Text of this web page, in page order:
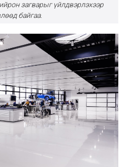
загварыг үйлдвэрлэхээр
байгаа.